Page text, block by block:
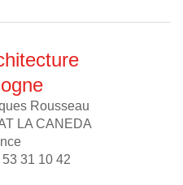
Rousseau
LA CANEDA
31 10 42